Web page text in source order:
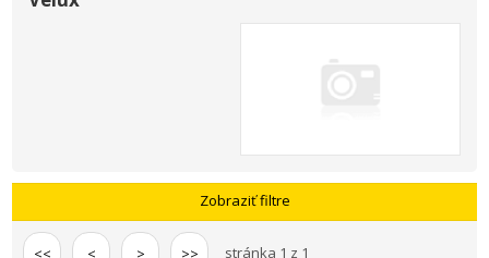
Zobraziť filtre
<< < > >> stránka 1 z 1